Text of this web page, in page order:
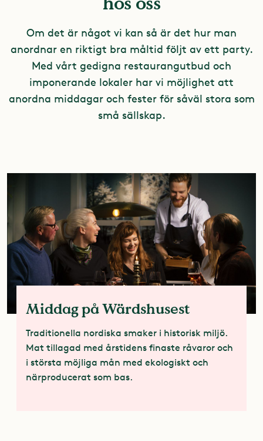
Om det är något vi kan så är det hur man
anordnar en riktigt bra måltid följt av ett party.
Med vårt gedigna restaurangutbud och
imponerande lokaler har vi möjlighet att
anordna middagar och fester för såväl stora som
små sällskap.
Middag på Wärdshusest
Traditionella nordiska smaker i historisk miljö.
Mat tillagad med årstidens finaste råvaror och
i största möjliga mån med ekologiskt och
närproducerat som bas.